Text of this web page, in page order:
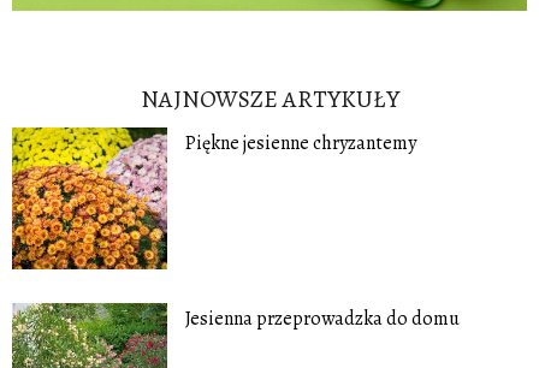
NAJNOWSZE ARTYKUŁY
Piękne jesienne chryzantemy
Jesienna przeprowadzka do domu